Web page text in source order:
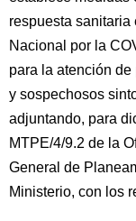
respuesta sanitaria
Nacional por la
para la atención
y sospechosos
adjuntando, para
MTPE/4/9.2 de la
General de
Ministerio, con los